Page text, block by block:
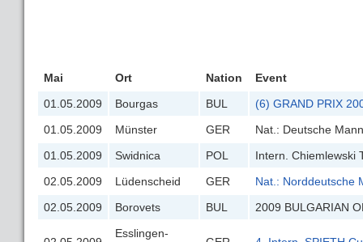
Mai Ort Nation
Event
01.05.2009
Bourgas BUL
(6) GRAND PRIX
01.05.2009
Münster GER
Nat.: Deutsche
01.05.2009
Swidnica POL
Intern. Chiemlewski
02.05.2009
Lüdenscheid GER
Nat.: Norddeutsche
02.05.2009
Borovets BUL 2009 BULGARIAN
Esslingen-